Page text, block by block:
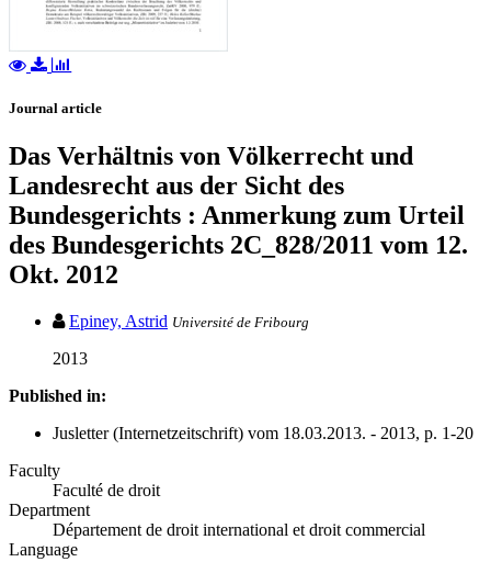
Journal article
Das Verhältnis von Völkerrecht und
Landesrecht aus der Sicht des
Bundesgerichts : Anmerkung zum Urteil
des Bundesgerichts 2C_828/2011 vom 12.
Okt. 2012
Epiney, Astrid Université de Fribourg
2013
Published in:
Jusletter (Internetzeitschrift) vom 18.03.2013. - 2013, p. 1-20
Faculty
Faculté de droit
Department
Département de droit international et droit commercial
Language